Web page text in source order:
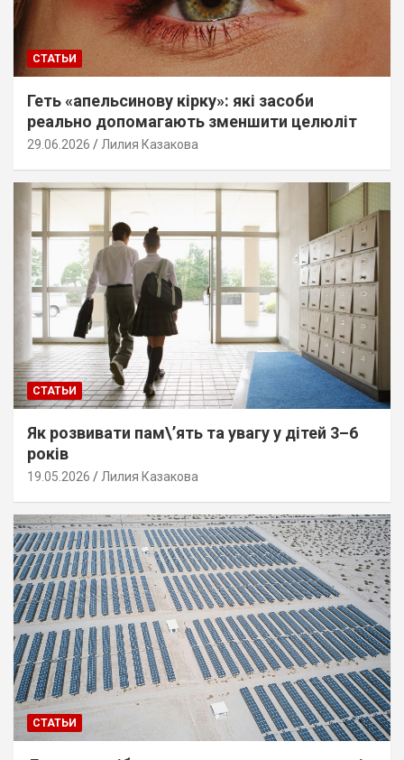
СТАТЬИ
Геть «апельсинову кірку»: які засоби
реально допомагають зменшити целюліт
29.06.2026 Лилия Казакова
СТАТЬИ
Як розвивати пам\’ять та увагу у дітей 3–6
років
19.05.2026 Лилия Казакова
СТАТЬИ